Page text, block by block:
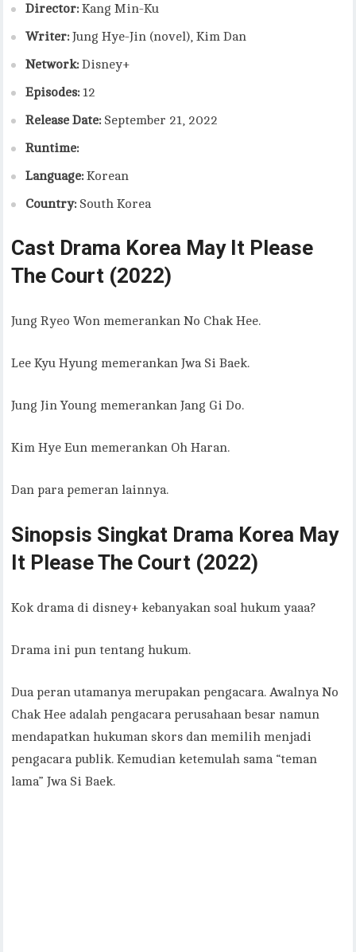
Director:Kang Min-Ku
Writer:Jung Hye-Jin (novel), Kim Dan
Network:Disney+
Episodes:12
Release Date:September 21, 2022
Runtime:
Language:Korean
Country:South Korea
Cast Drama Korea May It Please
The Court (2022)
Jung Ryeo Won memerankan No Chak Hee.
Lee Kyu Hyung memerankan Jwa Si Baek.
Jung Jin Young memerankan Jang Gi Do.
Kim Hye Eun memerankan Oh Haran.
Dan para pemeran lainnya.
Sinopsis Singkat Drama Korea May
It Please The Court (2022)
Kok drama di disney+ kebanyakan soal hukum yaaa?
Drama ini pun tentang hukum.
Dua peran utamanya merupakan pengacara. Awalnya No
Chak Hee adalah pengacara perusahaan besar namun
mendapatkan hukuman skors dan memilih menjadi
pengacara publik. Kemudian ketemulah sama “teman
lama” Jwa Si Baek.